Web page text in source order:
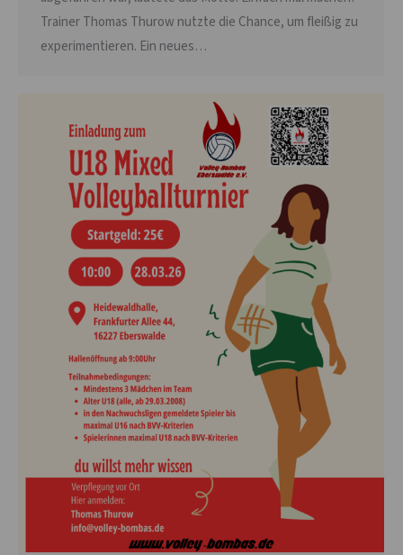
Trainer Thomas Thurow nutzte die Chance, um fleißig zu
experimentieren. Ein neues…